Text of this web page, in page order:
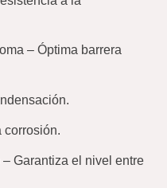
– Óptima barrera
corrosión.
Garantiza el nivel entre